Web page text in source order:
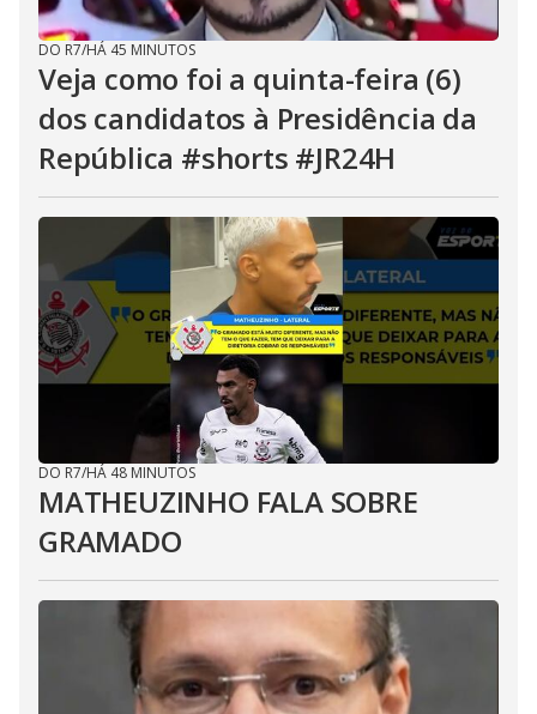
DO R7/HÁ 45 MINUTOS
Veja como foi a quinta-feira (6)
dos candidatos à Presidência da
República #shorts #JR24H
DO R7/HÁ 48 MINUTOS
MATHEUZINHO FALA SOBRE
GRAMADO